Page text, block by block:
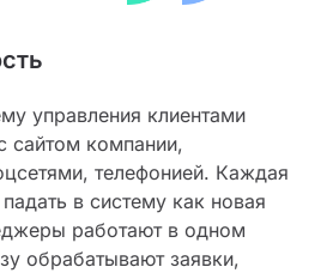
управления клиентами
сайтом компании,
телефонией. Каждая
в систему как новая
работают в одном
обрабатывают заявки,